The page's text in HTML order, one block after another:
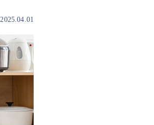
2025.04.01